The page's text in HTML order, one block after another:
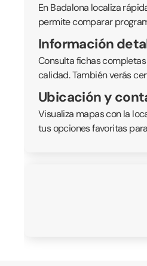
En Badalona localiza
permite comparar
Información
Consulta fichas
calidad. También verás
Ubicación y
Visualiza mapas con la
tus opciones favoritas